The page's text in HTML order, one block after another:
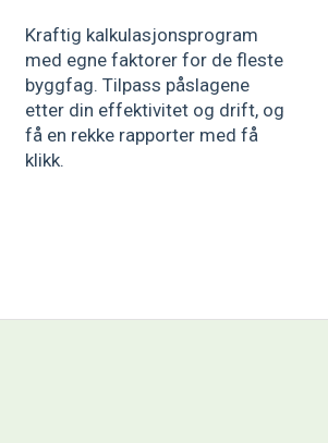
Kraftig kalkulasjonsprogram
med egne faktorer for de fleste
byggfag. Tilpass påslagene
etter din effektivitet og drift, og
få en rekke rapporter med få
klikk.